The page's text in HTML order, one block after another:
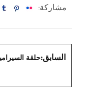
مشاركة:
السابق:حلقة